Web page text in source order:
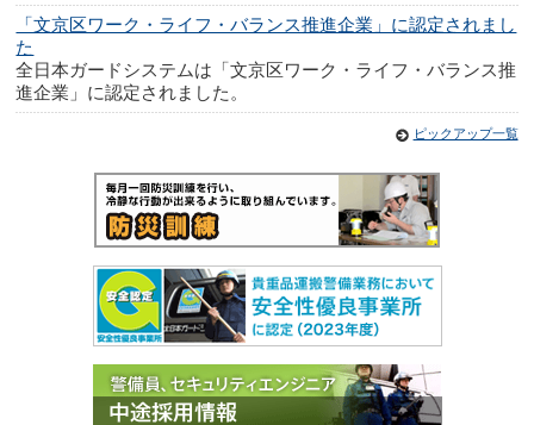
「文京区ワーク・ライフ・バランス推進企業」に認定されまし
た
全日本ガードシステムは「文京区ワーク・ライフ・バランス推
進企業」に認定されました。
ピックアップ一覧